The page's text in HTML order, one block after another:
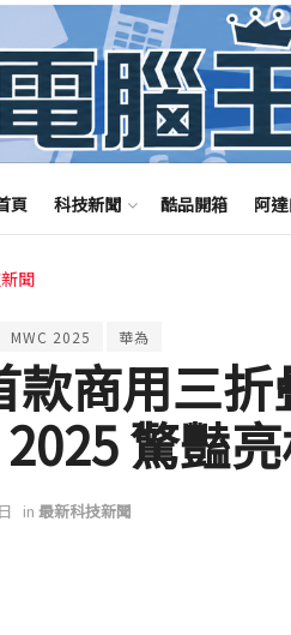
頁 科技新聞 酷品開箱 阿
聞
MWC 2025 華為
款商用三
驚豔
in 最新科技新聞